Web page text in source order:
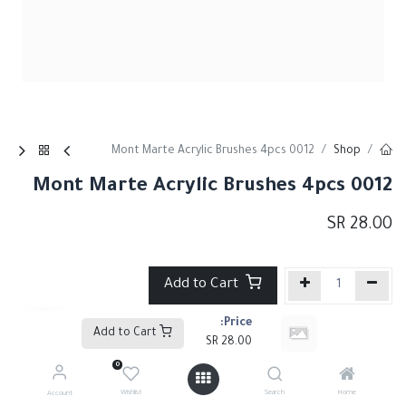
Price:
28.00
Home
Search
0
Wishlist
Account
Shop
Mont Marte Acrylic Brushes 4pcs 0012
Mont Marte Acrylic Brushes 4pcs 0012
28.00
Add to Cart
إضافة إلى قائمة الأمنيات